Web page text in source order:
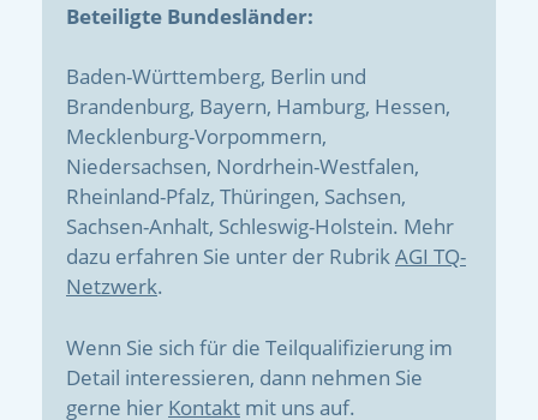
Beteiligte Bundesländer:
Baden-Württemberg, Berlin und
Brandenburg, Bayern, Hamburg, Hessen,
Mecklenburg-Vorpommern,
Niedersachsen, Nordrhein-Westfalen,
Rheinland-Pfalz, Thüringen, Sachsen,
Sachsen-Anhalt, Schleswig-Holstein. Mehr
dazu erfahren Sie unter der RubrikAGI TQ-
Netzwerk.
Wenn Sie sich für die Teilqualifizierung im
Detail interessieren, dann nehmen Sie
gerne hier Kontakt mit uns auf.